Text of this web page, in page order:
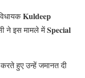
Kuldeep
ने इस मामले मेंSpecial
करते हुए उन्हें जमानत दी